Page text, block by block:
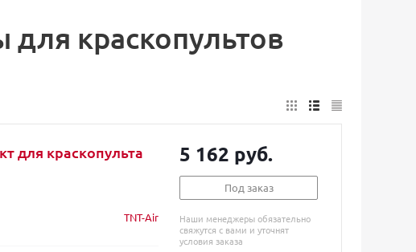
краскопультов
для краскопульта
TNT-Air
5 162 руб.
Под заказ
Наши менеджеры обязательно
свяжутся с вами и уточнят
условия заказа